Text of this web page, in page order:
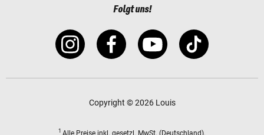
Folgt uns!
Copyright © 2026 Louis
1 Alle Preise inkl. gesetzl. MwSt. (Deutschland).